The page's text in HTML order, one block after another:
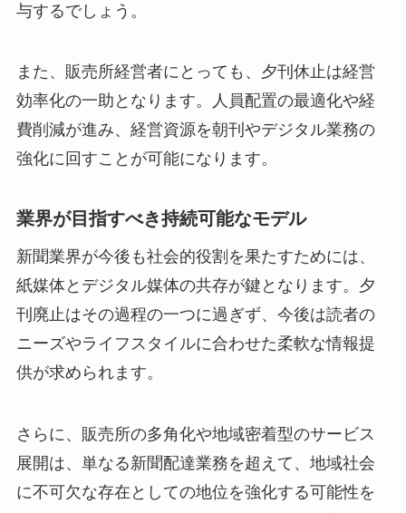
与するでしょう。
また、販売所経営者にとっても、夕刊休止は経営
効率化の一助となります。人員配置の最適化や経
費削減が進み、経営資源を朝刊やデジタル業務の
強化に回すことが可能になります。
業界が目指すべき持続可能なモデル
新聞業界が今後も社会的役割を果たすためには、
紙媒体とデジタル媒体の共存が鍵となります。夕
刊廃止はその過程の一つに過ぎず、今後は読者の
ニーズやライフスタイルに合わせた柔軟な情報提
供が求められます。
さらに、販売所の多角化や地域密着型のサービス
展開は、単なる新聞配達業務を超えて、地域社会
に不可欠な存在としての地位を強化する可能性を